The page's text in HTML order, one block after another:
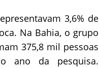
3,6% de
Na Bahia, o grupo
375,8 mil pessoas
ano da pesquisa.